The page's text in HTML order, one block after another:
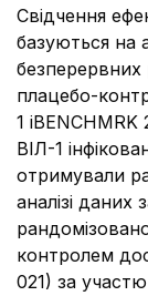
Свідчення
базуються на
безперервних
плацебо-
1
ВІЛ-1
отримували
аналізі даних
контролем
021) за